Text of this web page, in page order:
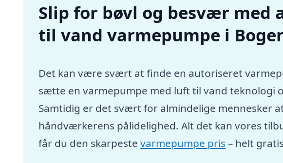
Slip for bøvl og besvær med
til vand varmepumpe i
Det kan være svært at finde en autoriseret
sætte en varmepumpe med luft til vand teknologi
Samtidig er det svært for almindelige mennesker
håndværkerens pålidelighed. Alt det kan vores
får du den skarpestevarmepumpe pris – helt